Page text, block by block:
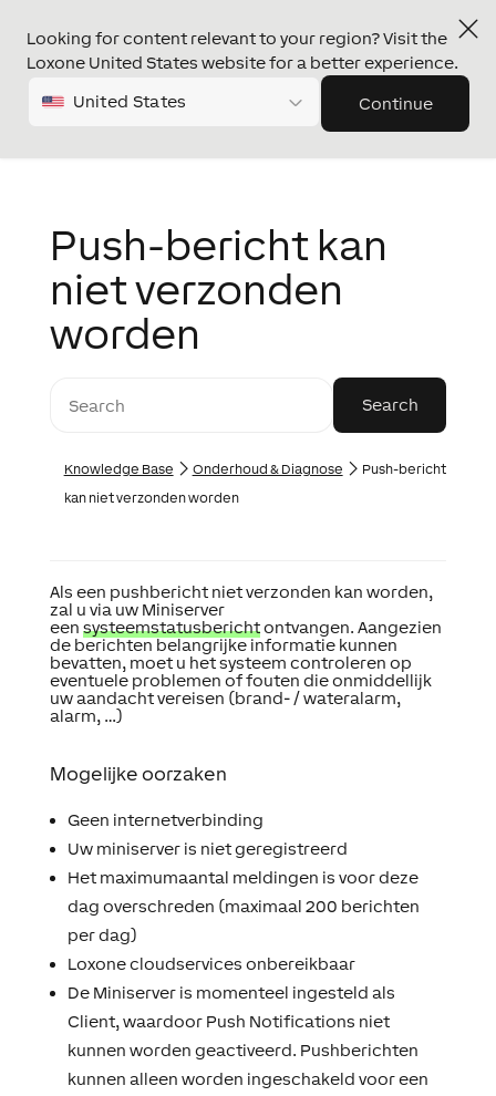
Looking for content relevant to your region? Visit the
Loxone United States website for a better experience.
United States Continue
Push-bericht kan
niet verzonden
worden
Knowledge Base Onderhoud & Diagnose
Push-bericht
kan niet verzonden worden
Als een pushbericht niet verzonden kan worden,
zal u via uw Miniserver
een systeemstatusberichtontvangen. Aangezien
de berichten belangrijke informatie kunnen
bevatten, moet u het systeem controleren op
eventuele problemen of fouten die onmiddellijk
uw aandacht vereisen (brand- / wateralarm,
alarm, …)
Mogelijke oorzaken
Geen internetverbinding
Uw miniserver is niet geregistreerd
Het maximumaantal meldingen is voor deze
dag overschreden (maximaal 200 berichten
per dag)
Loxone cloudservices onbereikbaar
De Miniserver is momenteel ingesteld als
Client, waardoor Push Notifications niet
kunnen worden geactiveerd. Pushberichten
kunnen alleen worden ingeschakeld voor een